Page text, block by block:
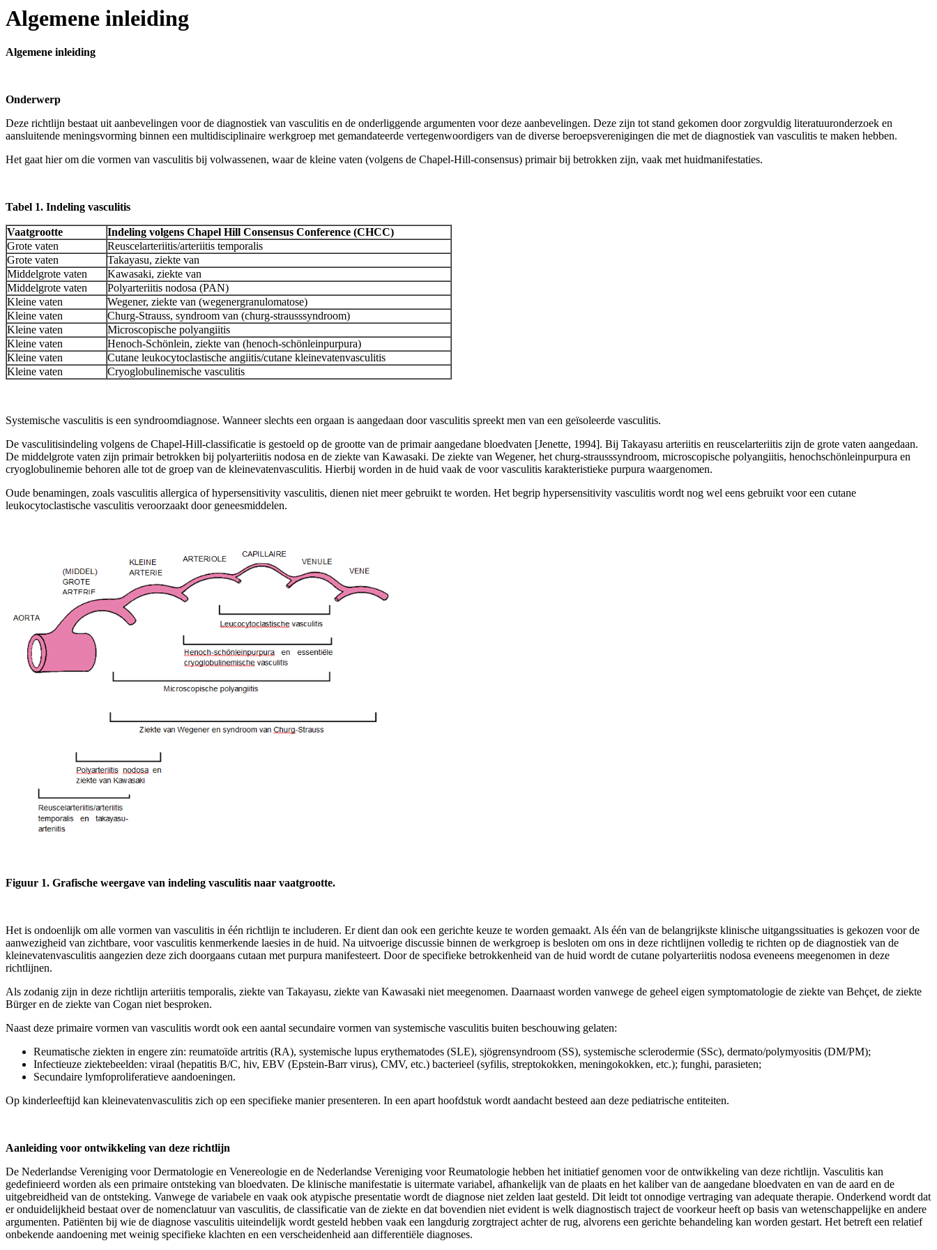
Algemene inleiding
Algemene inleiding
Onderwerp
Deze richtlijn bestaat uit aanbevelingen voor de diagnostiek van vasculitis en de onderliggende argumenten voor deze aanbevelingen. Deze zijn tot stand gekomen door zorgvuldig literatuuronderzoek en
aansluitende meningsvorming binnen een multidisciplinaire werkgroep met gemandateerde vertegenwoordigers van de diverse beroepsverenigingen die met de diagnostiek van vasculitis te maken hebben.
Het gaat hier om die vormen van vasculitis bij volwassenen, waar de kleine vaten (volgens de Chapel-Hill-consensus) primair bij betrokken zijn, vaak met huidmanifestaties.
Tabel 1. Indeling vasculitis
Vaatgrootte
Indeling volgens Chapel Hill Consensus Conference (CHCC)
Grote vaten
Reuscelarteriitis/arteriitis temporalis
Grote vaten
Takayasu, ziekte van
Middelgrote vaten
Kawasaki, ziekte van
Middelgrote vaten
Polyarteriitis nodosa (PAN)
Kleine vaten
Wegener, ziekte van (wegenergranulomatose)
Kleine vaten
Churg-Strauss, syndroom van (churg-strausssyndroom)
Kleine vaten
Microscopische polyangiitis
Kleine vaten
Henoch-Schönlein, ziekte van (henoch-schönleinpurpura)
Kleine vaten
Cutane leukocytoclastische angiitis/cutane kleinevatenvasculitis
Kleine vaten
Cryoglobulinemische vasculitis
Systemische vasculitis is een syndroomdiagnose. Wanneer slechts een orgaan is aangedaan door vasculitis spreekt men van een geïsoleerde vasculitis.
De vasculitisindeling volgens de Chapel-Hill-classificatie is gestoeld op de grootte van de primair aangedane bloedvaten [Jenette, 1994]. Bij Takayasu arteriitis en reuscelarteriitis zijn de grote vaten aangedaan.
De middelgrote vaten zijn primair betrokken bij polyarteriitis nodosa en de ziekte van Kawasaki. De ziekte van Wegener, het churg-strausssyndroom, microscopische polyangiitis, henochschönleinpurpura en
cryoglobulinemie behoren alle tot de groep van de kleinevatenvasculitis. Hierbij worden in de huid vaak de voor vasculitis karakteristieke purpura waargenomen.
Oude benamingen, zoals vasculitis allergica of hypersensitivity vasculitis, dienen niet meer gebruikt te worden. Het begrip hypersensitivity vasculitis wordt nog wel eens gebruikt voor een cutane
leukocytoclastische vasculitis veroorzaakt door geneesmiddelen.
Figuur 1. Grafische weergave van indeling vasculitis naar vaatgrootte.
Het is ondoenlijk om alle vormen van vasculitis in één richtlijn te includeren. Er dient dan ook een gerichte keuze te worden gemaakt. Als één van de belangrijkste klinische uitgangssituaties is gekozen voor de
aanwezigheid van zichtbare, voor vasculitis kenmerkende laesies in de huid. Na uitvoerige discussie binnen de werkgroep is besloten om ons in deze richtlijnen volledig te richten op de diagnostiek van de
kleinevatenvasculitis aangezien deze zich doorgaans cutaan met purpura manifesteert. Door de specifieke betrokkenheid van de huid wordt de cutane polyarteriitis nodosa eveneens meegenomen in deze
richtlijnen.
Als zodanig zijn in deze richtlijn arteriitis temporalis, ziekte van Takayasu, ziekte van Kawasaki niet meegenomen. Daarnaast worden vanwege de geheel eigen symptomatologie de ziekte van Behçet, de ziekte
Bürger en de ziekte van Cogan niet besproken.
Naast deze primaire vormen van vasculitis wordt ook een aantal secundaire vormen van systemische vasculitis buiten beschouwing gelaten:
Reumatische ziekten in engere zin: reumatoïde artritis (RA), systemische lupus erythematodes (SLE), sjögrensyndroom (SS), systemische sclerodermie (SSc), dermato/polymyositis (DM/PM);
Infectieuze ziektebeelden: viraal (hepatitis B/C, hiv, EBV (Epstein-Barr virus), CMV, etc.) bacterieel (syfilis, streptokokken, meningokokken, etc.); funghi, parasieten;
Secundaire lymfoproliferatieve aandoeningen.
Op kinderleeftijd kan kleinevatenvasculitis zich op een specifieke manier presenteren. In een apart hoofdstuk wordt aandacht besteed aan deze pediatrische entiteiten.
Aanleiding voor ontwikkeling van deze richtlijn
De Nederlandse Vereniging voor Dermatologie en Venereologie en de Nederlandse Vereniging voor Reumatologie hebben het initiatief genomen voor de ontwikkeling van deze richtlijn. Vasculitis kan
gedefinieerd worden als een primaire ontsteking van bloedvaten. De klinische manifestatie is uitermate variabel, afhankelijk van de plaats en het kaliber van de aangedane bloedvaten en van de aard en de
uitgebreidheid van de ontsteking. Vanwege de variabele en vaak ook atypische presentatie wordt de diagnose niet zelden laat gesteld. Dit leidt tot onnodige vertraging van adequate therapie. Onderkend wordt dat
er onduidelijkheid bestaat over de nomenclatuur van vasculitis, de classificatie van de ziekte en dat bovendien niet evident is welk diagnostisch traject de voorkeur heeft op basis van wetenschappelijke en andere
argumenten. Patiënten bij wie de diagnose vasculitis uiteindelijk wordt gesteld hebben vaak een langdurig zorgtraject achter de rug, alvorens een gerichte behandeling kan worden gestart. Het betreft een relatief
onbekende aandoening met weinig specifieke klachten en een verscheidenheid aan differentiële diagnoses.